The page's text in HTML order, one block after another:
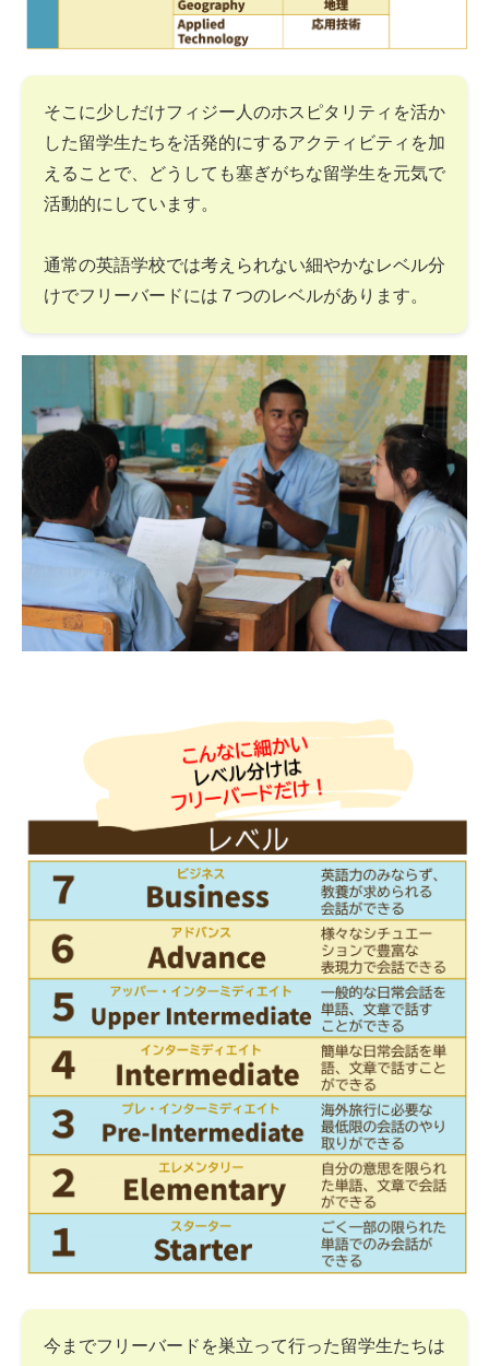
そこに少しだけフィジー人のホスピタリティを活か
した留学生たちを活発的にするアクティビティを加
えることで、どうしても塞ぎがちな留学生を元気で
活動的にしています。
通常の英語学校では考えられない細やかなレベル分
けでフリーバードには７つのレベルがあります。
今までフリーバードを巣立って行った留学生たちは